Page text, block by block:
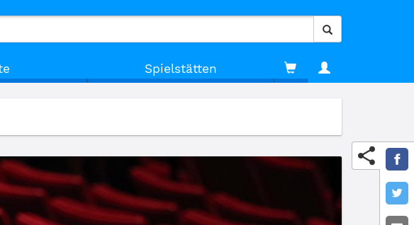
Spielstätten